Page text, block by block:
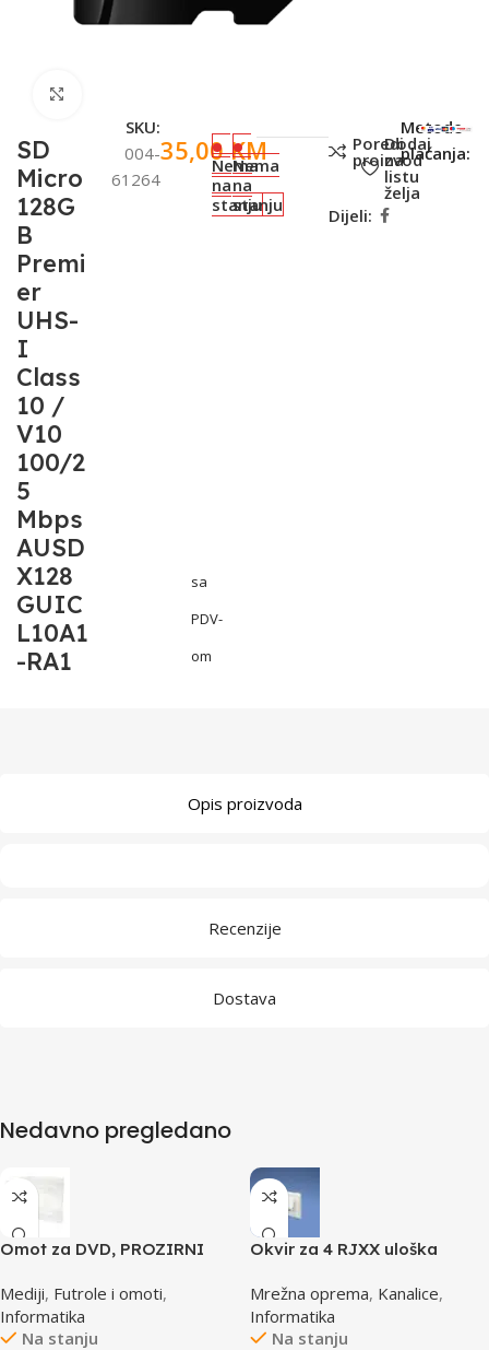
SD
Micro
128G
B
Premi
er
UHS-
I
Class
10 /
V10
100/2
5
Mbps
AUSD
X128
GUIC
L10A1
-RA1
SKU:
004-
61264
35,00KM
sa
PDV-
om
Nema
na
stanju
Nema
na
stanju
Poredi
proizvod
Dodaj
na
listu
želja
Dijeli:
Metode
plaćanja:
Opis proizvoda
Recenzije
Dostava
Nedavno pregledano
Omot za DVD, PROZIRNI
Mediji, Futrole i omoti,
Informatika
Na stanju
Okvir za 4 RJXX uloška
Mrežna oprema, Kanalice,
Informatika
Na stanju